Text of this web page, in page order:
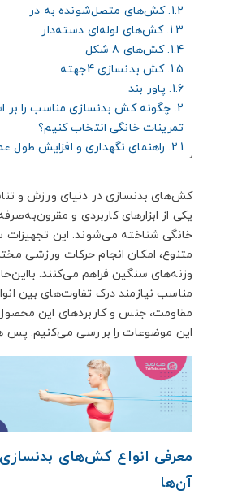
1.2. کش‌های متصل‌شونده به در
1.3. کش‌های لوله‌ای دسته‌دار
1.4. کش‌های 8 شکل
1.5. کش بدنسازی 4جهته
1.6. پاور بند
2. چگونه کش بدنسازی مناسب را
تمرینات خانگی انتخاب کنیم؟
2.1. راهنمای نگهداری و افزایش
جلوگیری از آسیب‌دیدگی
2.2.1. سخن پایانی
کش‌های بدنسازی در دنیای ورزش و
یکی از ابزارهای کاربردی و
خانگی شناخته می‌شوند. این
متنوع، امکان انجام حرکات ورزشی
وزنه‌های سنگین فراهم می‌کنند.
مناسب نیازمند درک تفاوت‌های بین
مقاومت، جنس و کاربردهای این
این موضوعات را بررسی می‌کنیم. پس
معرفی انواع کش‌های بدنسازی
آن‌ها